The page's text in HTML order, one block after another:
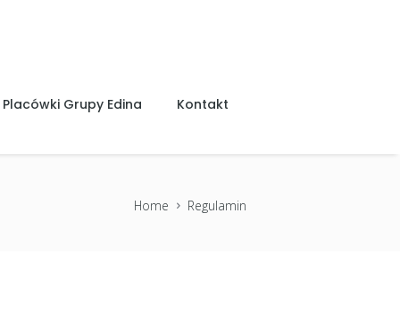
Placówki Grupy Edina Kontakt
Home Regulamin